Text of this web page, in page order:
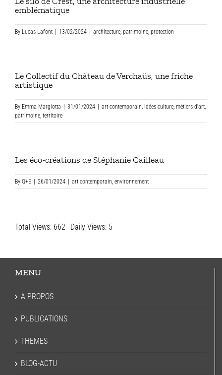
emblématique
By Lucas Lafont 13/02/2024 architecture, patrimoine, protection
Le Collectif du Château de Verchaüs, une friche
artistique
By Emma Margiotta 31/01/2024 art contemporain, idées culture, métiers d'art,
patrimoine, territoire
Les éco-créations de Stéphanie Cailleau
By Q+E 26/01/2024 art contemporain, environnement
Total Views: 662 Daily Views: 5
MENU
A PROPOS
PUBLICATIONS
THEMES
BLOG-ACTU